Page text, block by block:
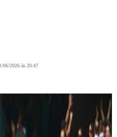
06/2026 às 20:47